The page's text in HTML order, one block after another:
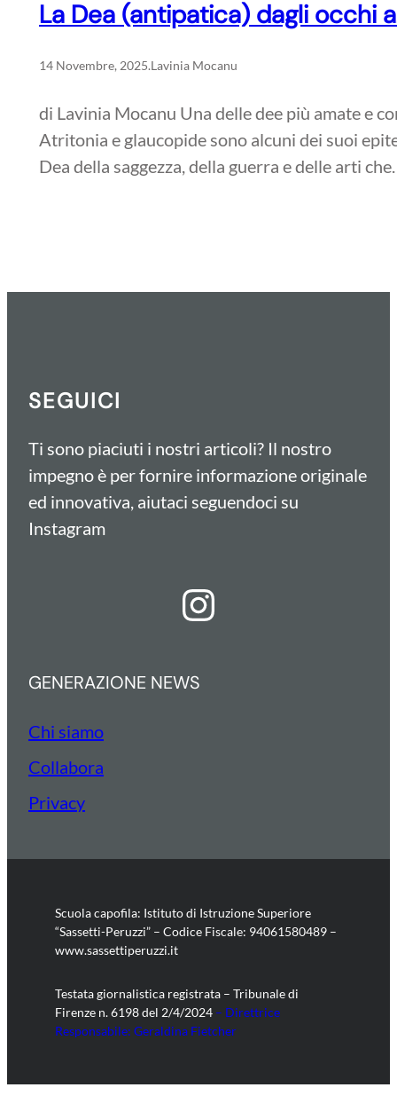
La Dea (antipatica) dagli occhi
14 Novembre, 2025.Lavinia Mocanu
di Lavinia Mocanu Una delle dee più amate e
Atritonia e glaucopide sono alcuni dei suoi
Dea della saggezza, della guerra e delle arti
SEGUICI
Ti sono piaciuti i nostri articoli? Il nostro
impegno è per fornire informazione originale
ed innovativa, aiutaci seguendoci su
Instagram
Instagram
GENERAZIONE NEWS
Chi siamo
Collabora
Privacy
Scuola capofila: Istituto di Istruzione Superiore
“Sassetti-Peruzzi” – Codice Fiscale: 94061580489 –
www.sassettiperuzzi.it
Testata giornalistica registrata – Tribunale di
Firenze n. 6198 del 2/4/2024 – Direttrice
Responsabile: Geraldina Fietcher